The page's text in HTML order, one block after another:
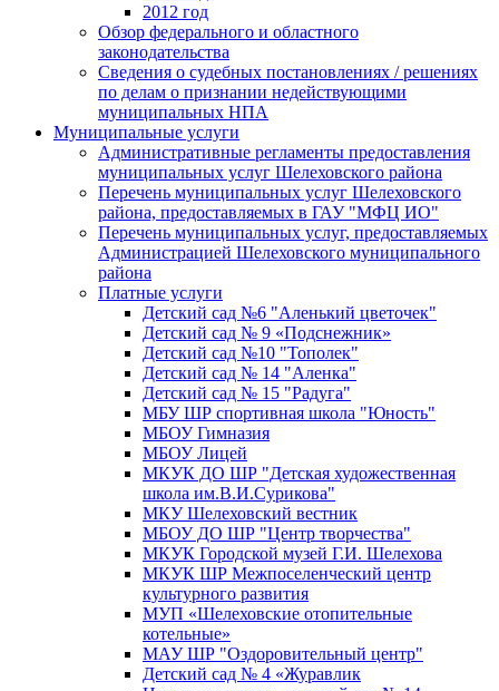
2012 год
Обзор федерального и областного
законодательства
Сведения о судебных постановлениях / решениях
по делам о признании недействующими
муниципальных НПА
Муниципальные услуги
Административные регламенты предоставления
муниципальных услуг Шелеховского района
Перечень муниципальных услуг Шелеховского
района, предоставляемых в ГАУ "МФЦ ИО"
Перечень муниципальных услуг, предоставляемых
Администрацией Шелеховского муниципального
района
Платные услуги
Детский сад №6 "Аленький цветочек"
Детский сад № 9 «Подснежник»
Детский сад №10 "Тополек"
Детский сад № 14 "Аленка"
Детский сад № 15 "Радуга"
МБУ ШР спортивная школа "Юность"
МБОУ Гимназия
МБОУ Лицей
МКУК ДО ШР "Детская художественная
школа им.В.И.Сурикова"
МКУ Шелеховский вестник
МБОУ ДО ШР "Центр творчества"
МКУК Городской музей Г.И. Шелехова
МКУК ШР Межпоселенческий центр
культурного развития
МУП «Шелеховские отопительные
котельные»
МАУ ШР "Оздоровительный центр"
Детский сад № 4 «Журавлик